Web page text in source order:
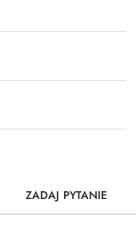
ZADAJ PYTANIE